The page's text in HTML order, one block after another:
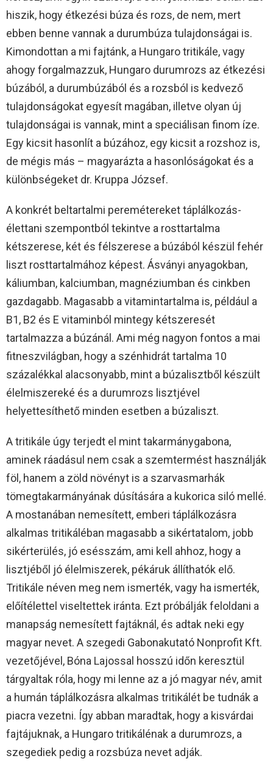
hiszik, hogy étkezési búza és rozs, de nem, mert
ebben benne vannak a durumbúza tulajdonságai is.
Kimondottan a mi fajtánk, a Hungaro tritikále, vagy
ahogy forgalmazzuk, Hungaro durumrozs az étkezési
búzából, a durumbúzából és a rozsból is kedvező
tulajdonságokat egyesít magában, illetve olyan új
tulajdonságai is vannak, mint a speciálisan finom íze.
Egy kicsit hasonlít a búzához, egy kicsit a rozshoz is,
de mégis más – magyarázta a hasonlóságokat és a
különbségeket dr. Kruppa József.
A konkrét beltartalmi peremétereket táplálkozás-
élettani szempontból tekintve a rosttartalma
kétszerese, két és félszerese a búzából készül fehér
liszt rosttartalmához képest. Ásványi anyagokban,
káliumban, kalciumban, magnéziumban és cinkben
gazdagabb. Magasabb a vitamintartalma is, például a
B1, B2 és E vitaminból mintegy kétszeresét
tartalmazza a búzánál. Ami még nagyon fontos a mai
fitneszvilágban, hogy a szénhidrát tartalma 10
százalékkal alacsonyabb, mint a búzalisztből készült
élelmiszereké és a durumrozs lisztjével
helyettesíthető minden esetben a búzaliszt.
A tritikále úgy terjedt el mint takarmánygabona,
aminek ráadásul nem csak a szemtermést használják
föl, hanem a zöld növényt is a szarvasmarhák
tömegtakarmányának dúsítására a kukorica siló mellé.
A mostanában nemesített, emberi táplálkozásra
alkalmas tritikáléban magasabb a sikértatalom, jobb
sikérterülés, jó esésszám, ami kell ahhoz, hogy a
lisztjéből jó élelmiszerek, pékáruk állíthatók elő.
Tritikále néven meg nem ismerték, vagy ha ismerték,
előítélettel viseltettek iránta. Ezt próbálják feloldani a
manapság nemesített fajtáknál, és adtak neki egy
magyar nevet. A szegedi Gabonakutató Nonprofit Kft.
vezetőjével, Bóna Lajossal hosszú időn keresztül
tárgyaltak róla, hogy mi lenne az a jó magyar név, amit
a humán táplálkozásra alkalmas tritikálét be tudnák a
piacra vezetni. Így abban maradtak, hogy a kisvárdai
fajtájuknak, a Hungaro tritikálénak a durumrozs, a
szegediek pedig a rozsbúza nevet adják.